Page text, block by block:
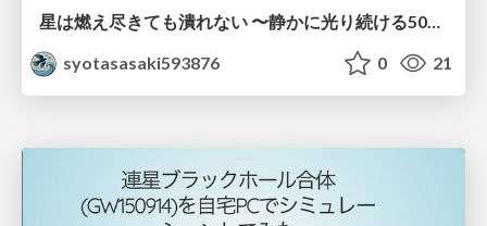
syotasasaki593876
0 21